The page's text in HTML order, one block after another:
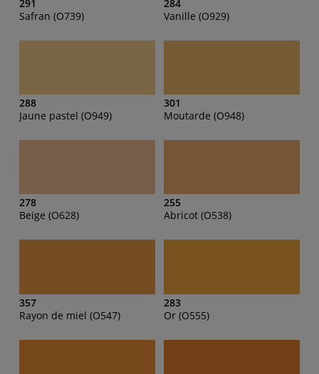
291
Safran (O739)
284
Vanille (O929)
288
Jaune pastel (O949)
301
Moutarde (O948)
278
Beige (O628)
255
Abricot (O538)
357
Rayon de miel (O547)
283
Or (O555)